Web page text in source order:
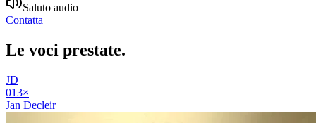
Saluto audio
Contatta
Le voci prestate.
JD
013×
Jan Decleir